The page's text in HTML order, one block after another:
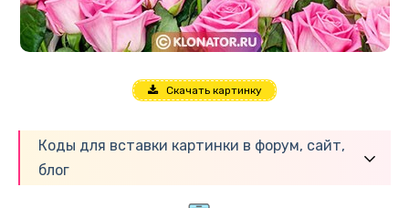
Скачать картинку
Коды для вставки картинки в форум, сайт,
блог